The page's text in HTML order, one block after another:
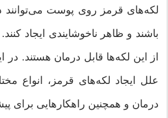
لکه‌های قرمز روی پوست می‌توانند
باشند و ظاهر ناخوشایندی ایجاد
از این لکه‌ها قابل درمان هستند. در
علل ایجاد لکه‌های قرمز، انواع
درمان و همچنین راهکارهایی برای